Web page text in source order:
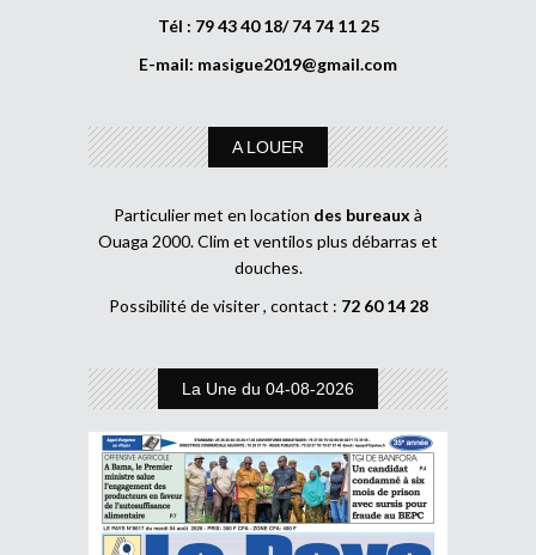
Tél : 79 43 40 18/ 74 74 11 25
E-mail: masigue2019@gmail.com
A LOUER
Particulier met en location des bureaux à
Ouaga 2000. Clim et ventilos plus débarras et
douches.
Possibilité de visiter , contact : 72 60 14 28
La Une du 04-08-2026